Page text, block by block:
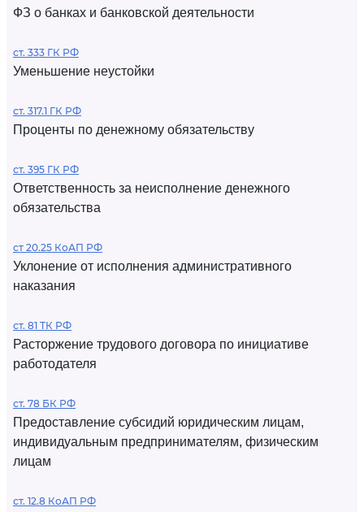
ФЗ о банках и банковской деятельности
ст. 333 ГК РФ
Уменьшение неустойки
ст. 317.1 ГК РФ
Проценты по денежному обязательству
ст. 395 ГК РФ
Ответственность за неисполнение денежного
обязательства
ст 20.25 КоАП РФ
Уклонение от исполнения административного
наказания
ст. 81 ТК РФ
Расторжение трудового договора по инициативе
работодателя
ст. 78 БК РФ
Предоставление субсидий юридическим лицам,
индивидуальным предпринимателям, физическим
лицам
ст. 12.8 КоАП РФ